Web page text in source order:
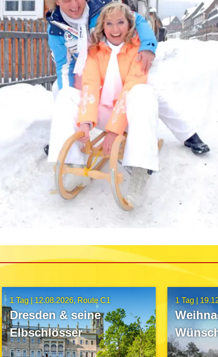
1 Tag |
1 Tag | 12.08.2026 Route C1
Dresden & seine
Elbschlösser